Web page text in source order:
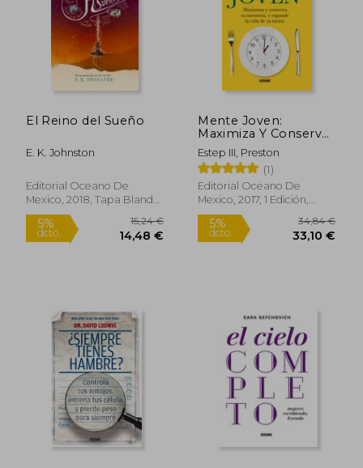
5%
dcto.
El Reino del Sueño
E. K. Johnston
Editorial Oceano De
Mexico, 2018, Tapa Blanda,
Usado
Mente Joven:
Maximiza Y Conserva
Tu Memoria, Y
Expande La Vida de
Tu Mente
Estep III, Preston
(1)
Editorial Oceano De
Mexico, 2017, 1 Edición,
Tapa Blanda, Nuevo